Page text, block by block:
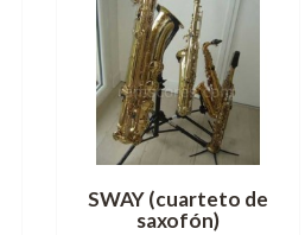
SWAY (cuarteto de
saxofón)